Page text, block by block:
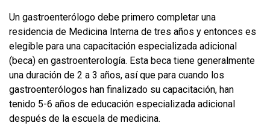
Un gastroenterólogo debe primero completar una
residencia de Medicina Interna de tres años y entonces es
elegible para una capacitación especializada adicional
(beca) en gastroenterología. Esta beca tiene generalmente
una duración de 2 a 3 años, así que para cuando los
gastroenterólogos han finalizado su capacitación, han
tenido 5-6 años de educación especializada adicional
después de la escuela de medicina.